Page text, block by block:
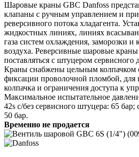
Шаровые краны GBC Danfoss
клапаны с ручным управлением и
реверсивного потока хладагента.
жидкостных линиях, линиях
газа систем охлаждения, заморозки
воздуха. Реверсивные шаровые
поставляться с штуцером сервисного
Краны снабжены цельным колпачком
фиксации проволочной пломбой, для
колпачка и ограничения доступа к
Максимальное испытательное
42s с/без сервисного штуцера: 65
50 бар.
Временно не продается